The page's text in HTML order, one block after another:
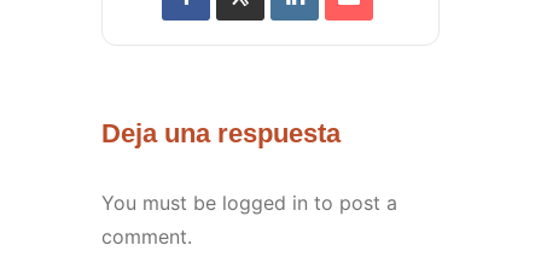
Deja una respuesta
You must be logged in to post a
comment.